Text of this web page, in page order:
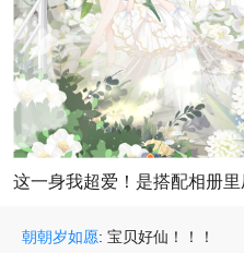
这一身我超爱！是搭配相册
朝朝岁如愿: 宝贝好仙！！！